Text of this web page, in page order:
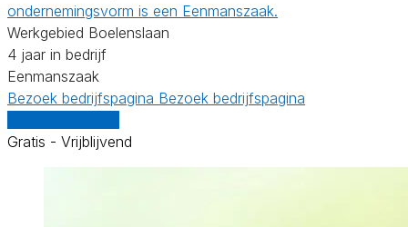
ondernemingsvorm is een Eenmanszaak.
Werkgebied Boelenslaan
4 jaar in bedrijf
Eenmanszaak
Bezoek bedrijfspagina Bezoek bedrijfspagina
Gratis - Vrijblijvend